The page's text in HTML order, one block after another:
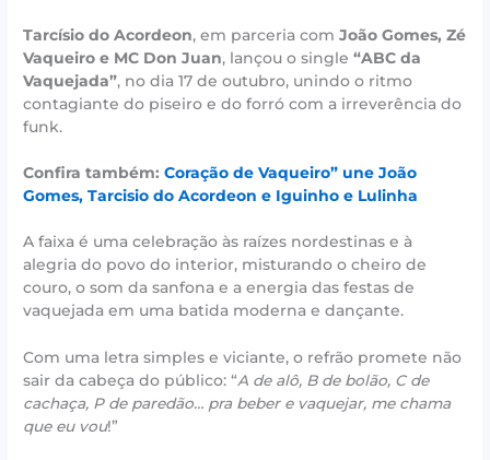
Tarcísio do Acordeon, em parceria comJoão Gomes, Zé
Vaqueiro e MC Don Juan, lançou o single“ABC da
Vaquejada”, no dia 17 de outubro, unindo o ritmo
contagiante do piseiro e do forró com a irreverência do
funk.
Confira também:Coração de Vaqueiro” une João
Gomes, Tarcisio do Acordeon e Iguinho e Lulinha
A faixa é uma celebração às raízes nordestinas e à
alegria do povo do interior, misturando o cheiro de
couro, o som da sanfona e a energia das festas de
vaquejada em uma batida moderna e dançante.
Com uma letra simples e viciante, o refrão promete não
sair da cabeça do público: “A de alô, B de bolão, C de
cachaça, P de paredão… pra beber e vaquejar, me chama
que eu vou!”